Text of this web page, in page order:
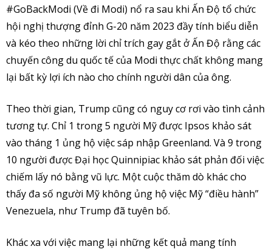
#GoBackModi (Về đi Modi) nổ ra sau khi Ấn Độ tổ chức
hội nghị thượng đỉnh G-20 năm 2023 đầy tính biểu diễn
và kéo theo những lời chỉ trích gay gắt ở Ấn Độ rằng các
chuyến công du quốc tế của Modi thực chất không mang
lại bất kỳ lợi ích nào cho chính người dân của ông.
Theo thời gian, Trump cũng có nguy cơ rơi vào tình cảnh
tương tự. Chỉ 1 trong 5 người Mỹ được Ipsos khảo sát
vào tháng 1 ủng hộ việc sáp nhập Greenland. Và 9 trong
10 người được Đại học Quinnipiac khảo sát phản đối việc
chiếm lấy nó bằng vũ lực. Một cuộc thăm dò khác cho
thấy đa số người Mỹ không ủng hộ việc Mỹ “điều hành”
Venezuela, như Trump đã tuyên bố.
Khác xa với việc mang lại những kết quả mang tính